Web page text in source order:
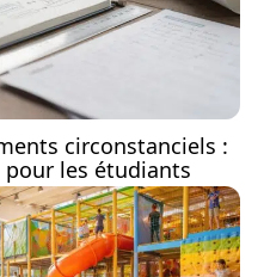
circonstanciels :
les étudiants